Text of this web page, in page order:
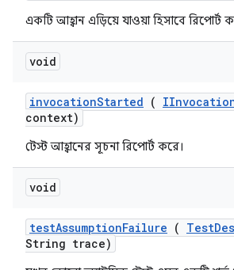
একটি আহ্বান এড়িয়ে যাওয়া হিসাবে রিপোর্ট
void
invocationStarted (
context)
টেস্ট আহ্বানের সূচনা রিপোর্ট করে।
void
testAssumptionFailure ( Test
String trace)